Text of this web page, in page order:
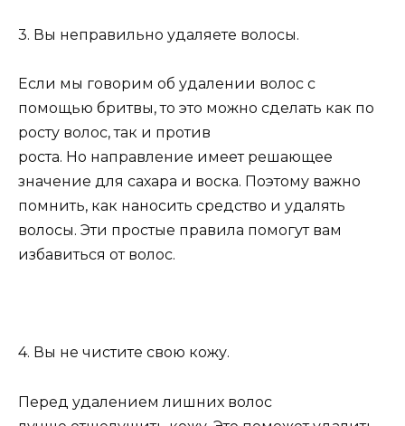
3. Вы неправильно удаляете волосы.
Если мы говорим об удалении волос с
помощью бритвы, то это можно сделать как по
росту волос, так и против
роста. Но направление имеет решающее
значение для сахара и воска. Поэтому важно
помнить, как наносить средство и удалять
волосы. Эти простые правила помогут вам
избавиться от волос.
4. Вы не чистите свою кожу.
Перед удалением лишних волос